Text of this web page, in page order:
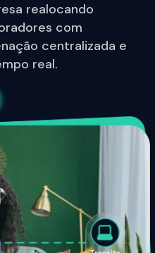
realocando
com
centralizada e
real.